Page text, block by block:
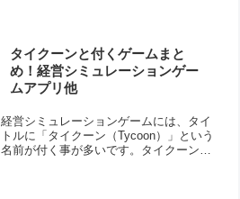
タイクーンと付くゲームまと
め！経営シミュレーションゲー
ムアプリ他
経営シミュレーションゲームには、タイ
トルに「タイクーン（Tycoon）」という
名前が付く事が多いです。タイクーンは